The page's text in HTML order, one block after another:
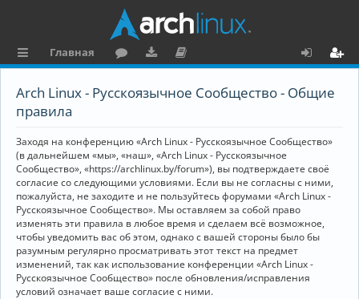
ы
к
и
Главная
ру
ру
и
ку
е
н
та
ц
и
я
о
Arch Linux - Русскоязычное Сообщество - Общие
правила
Заходя на конференцию «Arch Linux - Русскоязычное Сообщество»
(в дальнейшем «мы», «наш», «Arch Linux - Русскоязычное
Сообщество», «https://archlinux.by/forum»), вы подтверждаете своё
согласие со следующими условиями. Если вы не согласны с ними,
пожалуйста, не заходите и не пользуйтесь форумами «Arch Linux -
Русскоязычное Сообщество». Мы оставляем за собой право
изменять эти правила в любое время и сделаем всё возможное,
чтобы уведомить вас об этом, однако с вашей стороны было бы
разумным регулярно просматривать этот текст на предмет
изменений, так как использование конференции «Arch Linux -
Русскоязычное Сообщество» после обновления/исправления
условий означает ваше согласие с ними.